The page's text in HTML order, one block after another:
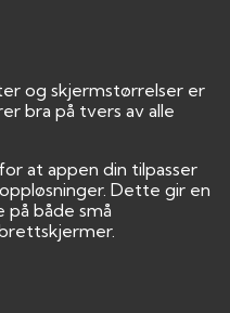
og skjermstørrelser er
bra på tvers av alle
at appen din tilpasser
Dette gir en
både små